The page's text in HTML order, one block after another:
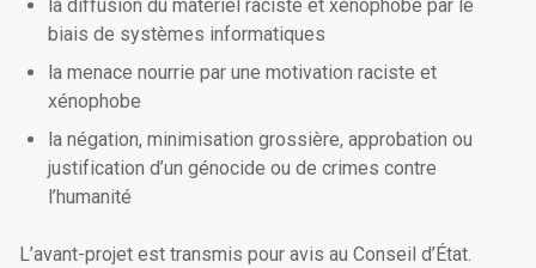
la diffusion du matériel raciste et xénophobe par le
biais de systèmes informatiques
la menace nourrie par une motivation raciste et
xénophobe
la négation, minimisation grossière, approbation ou
justification d’un génocide ou de crimes contre
l’humanité
L’avant-projet est transmis pour avis au Conseil d’État.